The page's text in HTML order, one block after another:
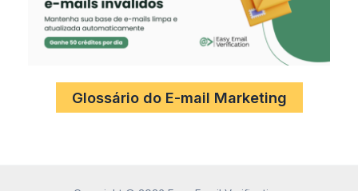
Glossário do E-mail Marketing